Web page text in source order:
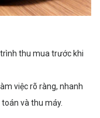
thu mua trước khi
việc rõ ràng, nhanh
và thu máy.